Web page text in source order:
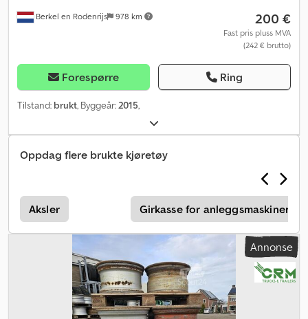
Berkel en Rodenrijs 978 km 200 €
Fast pris pluss MVA
(242 € brutto)
Forespørre Ring
Tilstand: brukt, Byggeår:2015,
Oppdag flere brukte kjøretøy
Aksler Girkasse for anleggsmaskiner
Annonse